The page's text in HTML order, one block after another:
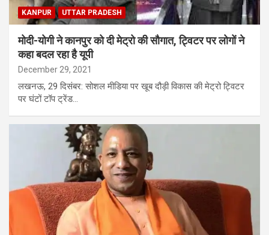
KANPUR UTTAR PRADESH
मोदी-योगी ने कानपुर को दी मेट्रो की सौगात, ट्विटर पर लोगों ने
कहा बदल रहा है यूपी
December 29, 2021
लखनऊ, 29 दिसंबर: सोशल मीडिया पर खूब दौड़ी विकास की मेट्रो ट्विटर
पर घंटों टॉप ट्रेंड…